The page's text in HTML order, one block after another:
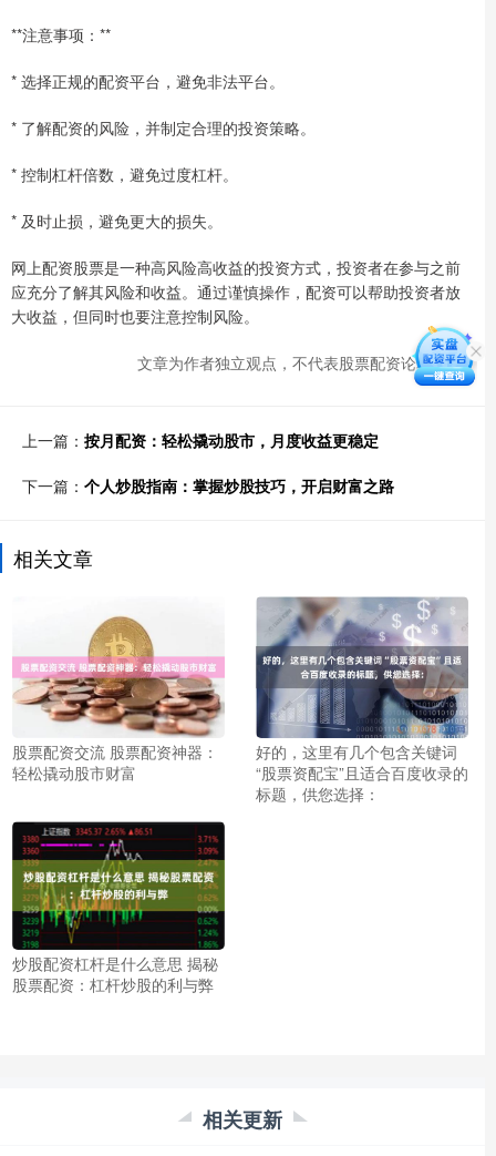
**注意事项：**
* 选择正规的配资平台，避免非法平台。
* 了解配资的风险，并制定合理的投资策略。
* 控制杠杆倍数，避免过度杠杆。
* 及时止损，避免更大的损失。
网上配资股票是一种高风险高收益的投资方式，投资者在参与之前
应充分了解其风险和收益。通过谨慎操作，配资可以帮助投资者放
大收益，但同时也要注意控制风险。
文章为作者独立观点，不代表股票配资论坛观点
上一篇： 按月配资：轻松撬动股市，月度收益更稳定
下一篇： 个人炒股指南：掌握炒股技巧，开启财富之路
相关文章
股票配资交流 股票配资神器：
轻松撬动股市财富
好的，这里有几个包含关键词
“股票资配宝”且适合百度收录的
标题，供您选择：
炒股配资杠杆是什么意思 揭秘
股票配资：杠杆炒股的利与弊
相关更新